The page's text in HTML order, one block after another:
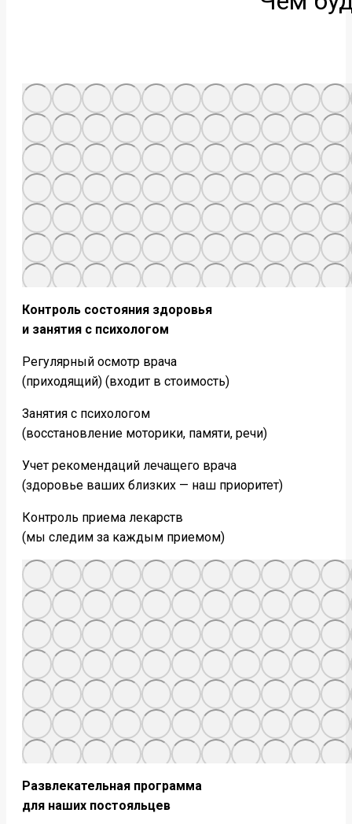
Контроль состояния здоровья
и занятия с психологом
Регулярный осмотр врача
(приходящий) (входит в стоимость)
Занятия с психологом
(восстановление моторики, памяти, речи)
Учет рекомендаций лечащего врача
(здоровье ваших близких — наш приоритет)
Контроль приема лекарств
(мы следим за каждым приемом)
Развлекательная программа
для наших постояльцев